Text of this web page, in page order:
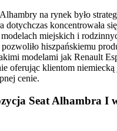
na rynek było
dotychczas koncentrowała
miejskich i
hiszpańskiemu
modelami jak Renault
oferując klientom
cenie.
Seat Alhambra I